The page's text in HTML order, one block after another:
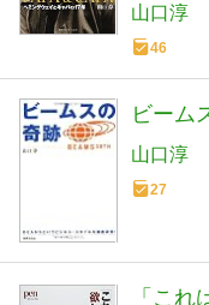
山口淳
46
ビーム
山口淳
27
「こ